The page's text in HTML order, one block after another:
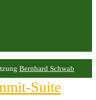
Bernhard Schwab
Suite